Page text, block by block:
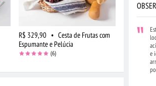
R$ 329,90 • Cesta de Frutas com
Espumante e Pelúcia
(6)
R$ 244,90
Frutas e
e